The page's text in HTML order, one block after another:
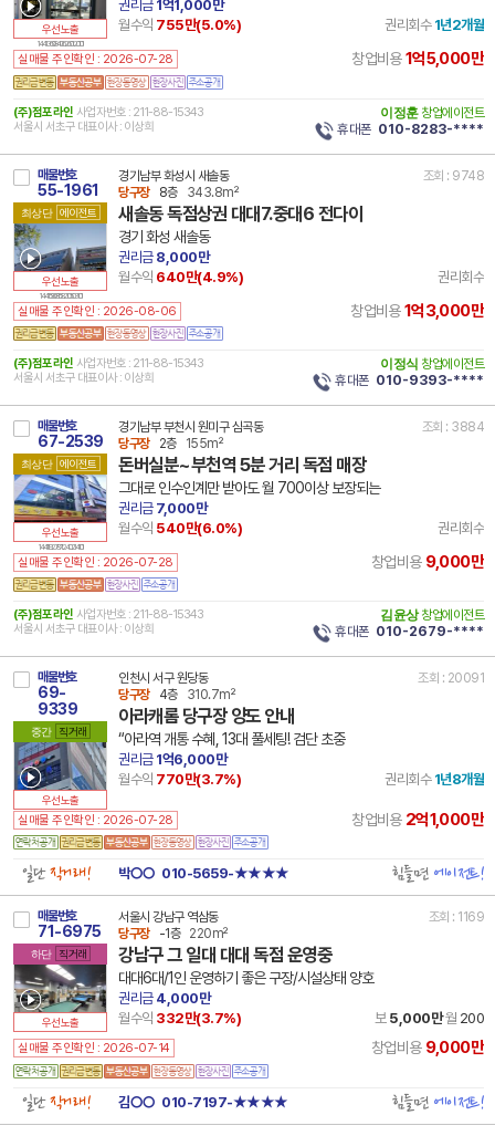
우선노출
14 41360 8406 260120 101
권리금1억1,000만
월수익 755만(5.0%) 권리회수 1년2개월
실매물 주인확인 : 2026-07-28 창업비용1억5,000만
(주)점포라인 사업자번호 : 211-88-15343
서울시 서초구 대표이사 : 이상희
이정훈 창업에이전트
휴대폰 010-8283-****
매물번호
55-1961
최상단 에이전트
우선노출
14 41590 8158 210503 101
경기남부 화성시 새솔동
조회 : 9748
당구장
8층 343.8m²
새솔동 독점상권 대대7.중대6 전다이
경기 화성 새솔동
권리금8,000만
월수익 640만(4.9%) 권리회수
실매물 주인확인 : 2026-08-06 창업비용1억3,000만
(주)점포라인 사업자번호 : 211-88-15343
서울시 서초구 대표이사 : 이상희
이정식 창업에이전트
휴대폰 010-9393-****
매물번호
67-2539
최상단 에이전트
우선노출
14 41192 7871 240214 101
경기남부 부천시 원미구 심곡동
조회 : 3884
당구장
2층 155m²
돈버실분~부천역 5분 거리 독점 매장
그대로 인수인계만 받아도 월 700이상 보장되는
권리금7,000만
월수익 540만(6.0%) 권리회수
실매물 주인확인 : 2026-07-28 창업비용 9,000만
(주)점포라인 사업자번호 : 211-88-15343
서울시 서초구 대표이사 : 이상희
김윤상 창업에이전트
휴대폰 010-2679-****
매물번호
69-
9339
중간 직거래
우선노출
인천시 서구 원당동
조회 : 20091
당구장
4층 310.7m²
아라캐롬 당구장 양도 안내
“아라역 개통 수혜, 13대 풀세팅! 검단 초중
권리금1억6,000만
월수익 770만(3.7%) 권리회수 1년8개월
실매물 주인확인 : 2026-07-28 창업비용 2억1,000만
일단직거래! 박○○ 010-5659-★★★★ 힘들면에이전트!
매물번호
71-6975
하단 직거래
우선노출
서울시 강남구 역삼동
조회 : 1169
당구장
-1층 220m²
강남구 그 일대 대대 독점 운영중
대대6대/1인 운영하기 좋은 구장/시설상태 양호
권리금4,000만
월수익 332만(3.7%) 보5,000만 월 200
실매물 주인확인 : 2026-07-14 창업비용 9,000만
일단직거래! 김○○ 010-7197-★★★★ 힘들면에이전트!